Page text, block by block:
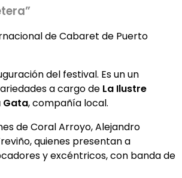
del festival. Es un un
a cargo de La Ilustre
Gata, compañía local.
de Coral Arroyo, Alejandro
quienes presentan a
y excéntricos, con banda de